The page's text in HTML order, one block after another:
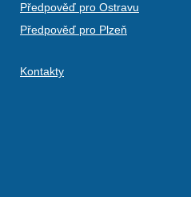
Předpověď pro Ostravu
Předpověď pro Plzeň
Kontakty